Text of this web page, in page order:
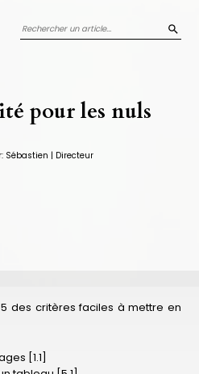
pour les nuls
Sébastien | Directeur
des critères faciles à mettre en
[1.1]